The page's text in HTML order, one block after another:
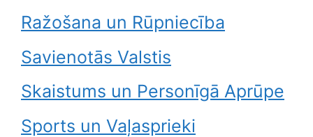
Ražošana un Rūpniecība
Savienotās Valstis
Skaistums un Personīgā Aprūpe
Sports un Vaļasprieki